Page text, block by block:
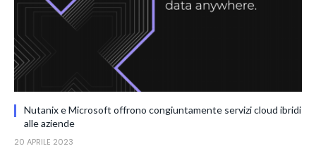
Nutanix e Microsoft offrono congiuntamente servizi cloud ibridi
alle aziende
20 APRILE 2023